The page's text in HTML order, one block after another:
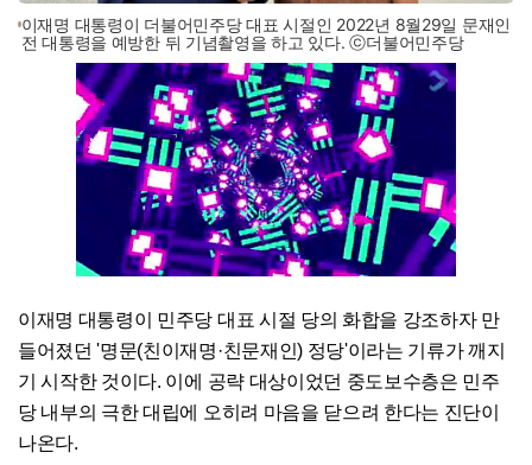
이재명 대통령이 더불어민주당 대표 시절인 2022년 8월29일 문재인
전 대통령을 예방한 뒤 기념촬영을 하고 있다. ⓒ더불어민주당
이재명 대통령이 민주당 대표 시절 당의 화합을 강조하자 만
들어졌던 '명문(친이재명·친문재인) 정당'이라는 기류가 깨지
기 시작한 것이다. 이에 공략 대상이었던 중도보수층은 민주
당 내부의 극한 대립에 오히려 마음을 닫으려 한다는 진단이
나온다.